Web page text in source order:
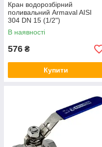
Кран водорозбірний
поливальний Armaval AISI
304 DN 15 (1/2")
В наявності
576 ₴
Купити